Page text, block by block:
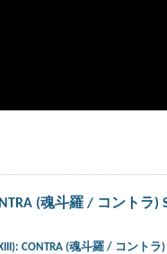
(魂斗羅 / コントラ)
CONTRA (魂斗羅 / コントラ